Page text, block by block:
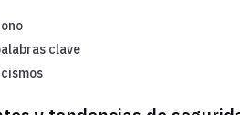
clave